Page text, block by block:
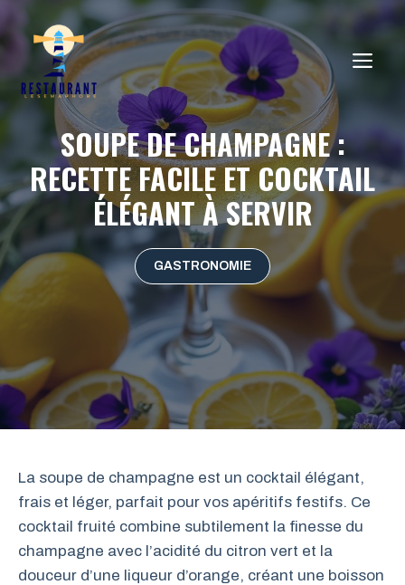
au
contenu
SOUPE DE CHAMPAGNE :
RECETTE FACILE ET COCKTAIL
ÉLÉGANT À SERVIR
GASTRONOMIE
La soupe de champagne est un cocktail élégant,
frais et léger, parfait pour vos apéritifs festifs. Ce
cocktail fruité combine subtilement la finesse du
champagne avec l’acidité du citron vert et la
douceur d’une liqueur d’orange, créant une boisson